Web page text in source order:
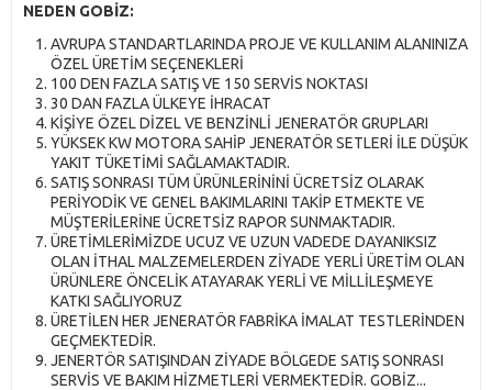
NEDEN GOBİZ:
AVRUPA STANDARTLARINDA PROJE VE KULLANIM ALANINIZA
ÖZEL ÜRETİM SEÇENEKLERİ
100 DEN FAZLA SATIŞ VE 150 SERVİS NOKTASI
30 DAN FAZLA ÜLKEYE İHRACAT
KİŞİYE ÖZEL DİZEL VE BENZİNLİ JENERATÖR GRUPLARI
YÜKSEK KW MOTORA SAHİP JENERATÖR SETLERİ İLE DÜŞÜK
YAKIT TÜKETİMİ SAĞLAMAKTADIR.
SATIŞ SONRASI TÜM ÜRÜNLERİNİNİ ÜCRETSİZ OLARAK
PERİYODİK VE GENEL BAKIMLARINI TAKİP ETMEKTE VE
MÜŞTERİLERİNE ÜCRETSİZ RAPOR SUNMAKTADIR.
ÜRETİMLERİMİZDE UCUZ VE UZUN VADEDE DAYANIKSIZ
OLAN İTHAL MALZEMELERDEN ZİYADE YERLİ ÜRETİM OLAN
ÜRÜNLERE ÖNCELİK ATAYARAK YERLİ VE MİLLİLEŞMEYE
KATKI SAĞLIYORUZ
ÜRETİLEN HER JENERATÖR FABRİKA İMALAT TESTLERİNDEN
GEÇMEKTEDİR.
JENERTÖR SATIŞINDAN ZİYADE BÖLGEDE SATIŞ SONRASI
SERVİS VE BAKIM HİZMETLERİ VERMEKTEDİR. GOBİZ...